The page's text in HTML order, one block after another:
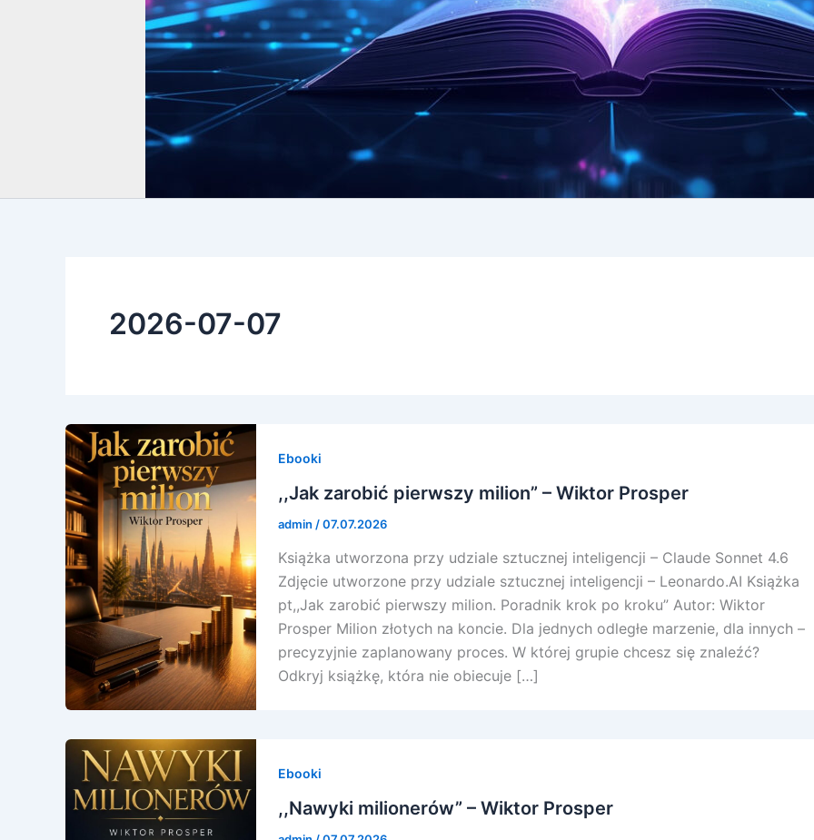
2026-07-07
Ebooki
,,Jak zarobić pierwszy milion” – Wiktor Prosper
admin /07.07.2026
Książka utworzona przy udziale sztucznej inteligencji – Claude Sonnet 4.6
Zdjęcie utworzone przy udziale sztucznej inteligencji – Leonardo.AI Książka
pt,,Jak zarobić pierwszy milion. Poradnik krok po kroku” Autor: Wiktor
Prosper Milion złotych na koncie. Dla jednych odległe marzenie, dla innych –
precyzyjnie zaplanowany proces. W której grupie chcesz się znaleźć?
Odkryj książkę, która nie obiecuje […]
Ebooki
,,Nawyki milionerów” – Wiktor Prosper